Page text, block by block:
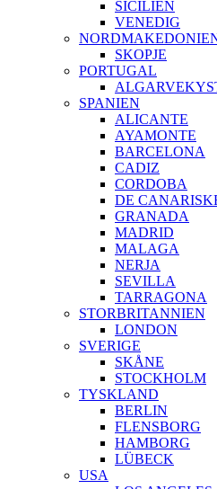
SICILIEN
VENEDIG
SKOPJE
PORTUGAL
SPANIEN
ALICANTE
AYAMONTE
BARCELONA
CADIZ
CORDOBA
DE
GRANADA
MADRID
MALAGA
NERJA
SEVILLA
TARRAGONA
STORBRITANNIEN
LONDON
SVERIGE
SKÅNE
STOCKHOLM
TYSKLAND
BERLIN
FLENSBORG
HAMBORG
LÜBECK
USA